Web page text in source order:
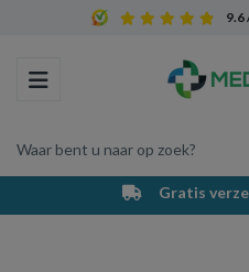
9.6
Toggle navigation
Waar bent u naar op zoek?
Winkelwagen
Gratis